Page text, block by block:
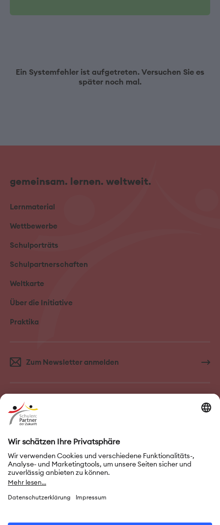
Ein Systemfehler ist aufgetreten. Versuchen Sie es
später noch mal.
gemeinsam. lernen. weltweit.
Lernmaterial
Wettbewerbe
Schulporträts
Schulpartnerschaften
Weltkarte
Über die Initiative
Praktika
Zum Newsletter anmelden
FAQ–Häufige Fragen Kontakt
Nutzungsbedingungen
Datenschutz
Privatsphäre-Einstellungen
Leichte Sprache
Erklärung zur Barrierefreiheit